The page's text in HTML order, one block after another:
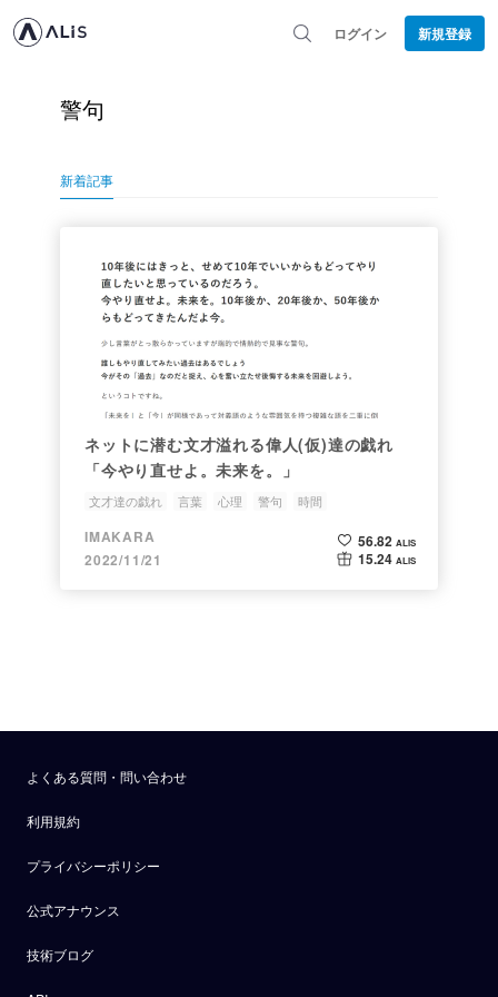
ログイン 新規登録
警句
新着記事
ネットに潜む文才溢れる偉人(仮)達の戯れ
「今やり直せよ。未来を。」
文才達の戯れ 言葉 心理 警句 時間
IMAKARA
2022/11/21
56.82 ALIS
15.24 ALIS
よくある質問・問い合わせ
利用規約
プライバシーポリシー
公式アナウンス
技術ブログ